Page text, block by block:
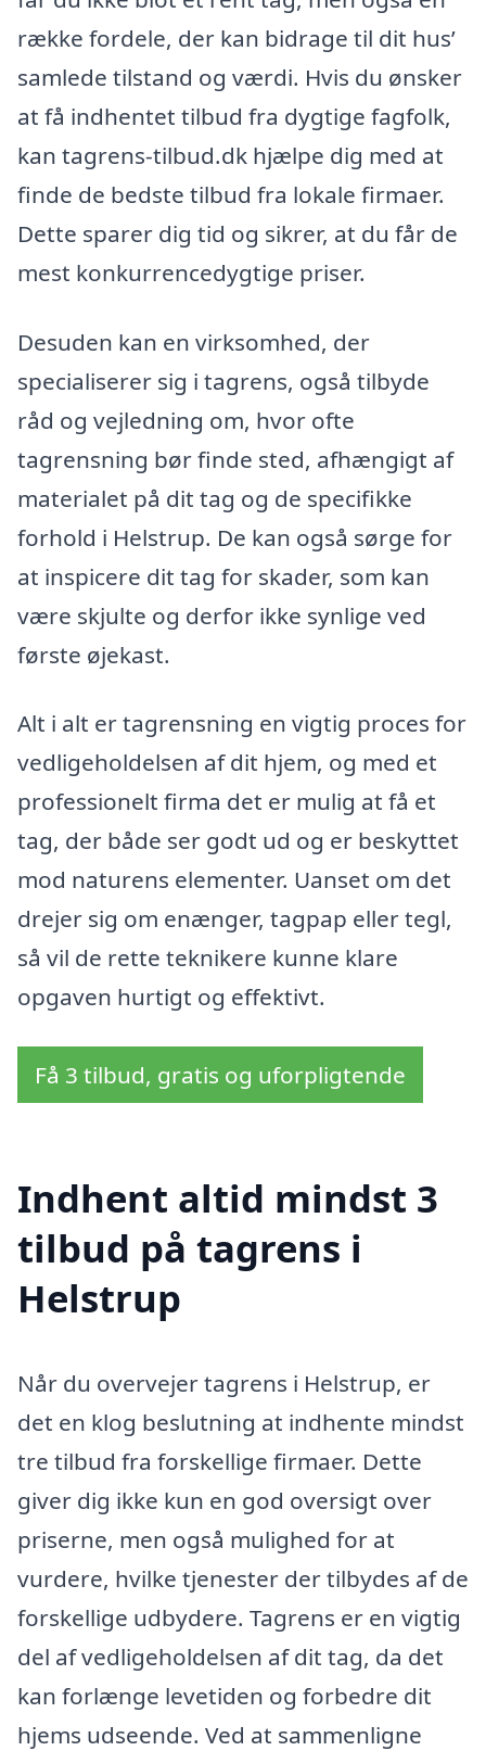
række fordele, der kan bidrage til dit hus’
samlede tilstand og værdi. Hvis du ønsker
at få indhentet tilbud fra dygtige fagfolk,
kan tagrens-tilbud.dk hjælpe dig med at
finde de bedste tilbud fra lokale firmaer.
Dette sparer dig tid og sikrer, at du får de
mest konkurrencedygtige priser.
Desuden kan en virksomhed, der
specialiserer sig i tagrens, også tilbyde
råd og vejledning om, hvor ofte
tagrensning bør finde sted, afhængigt af
materialet på dit tag og de specifikke
forhold i Helstrup. De kan også sørge for
at inspicere dit tag for skader, som kan
være skjulte og derfor ikke synlige ved
første øjekast.
Alt i alt er tagrensning en vigtig proces for
vedligeholdelsen af dit hjem, og med et
professionelt firma det er mulig at få et
tag, der både ser godt ud og er beskyttet
mod naturens elementer. Uanset om det
drejer sig om enænger, tagpap eller tegl,
så vil de rette teknikere kunne klare
opgaven hurtigt og effektivt.
Få 3 tilbud, gratis og uforpligtende
Indhent altid mindst 3
tilbud på tagrens i
Helstrup
Når du overvejer tagrens i Helstrup, er
det en klog beslutning at indhente mindst
tre tilbud fra forskellige firmaer. Dette
giver dig ikke kun en god oversigt over
priserne, men også mulighed for at
vurdere, hvilke tjenester der tilbydes af de
forskellige udbydere. Tagrens er en vigtig
del af vedligeholdelsen af dit tag, da det
kan forlænge levetiden og forbedre dit
hjems udseende. Ved at sammenligne